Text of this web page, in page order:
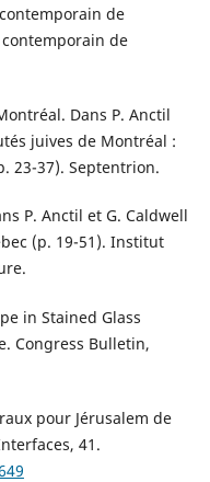
de
de
Dans P. Anctil
juives de Montréal :
23-37). Septentrion.
P. Anctil et G. Caldwell
(p. 19-51). Institut
in Stained Glass
Congress Bulletin,
pour Jérusalem de
41.